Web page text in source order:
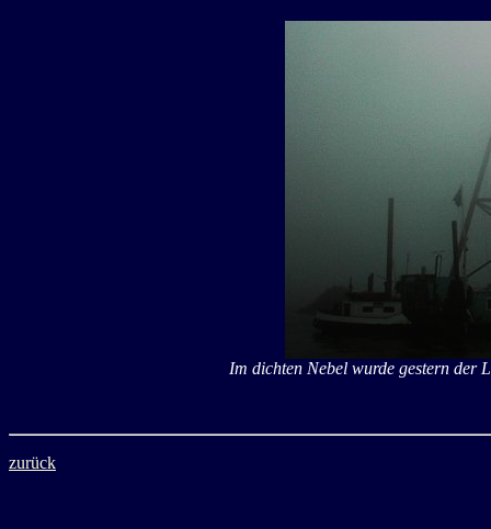
Im dichten Nebel wurde gestern der
zurück